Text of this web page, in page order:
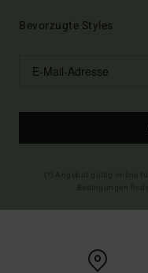
Bevorzugte Styles